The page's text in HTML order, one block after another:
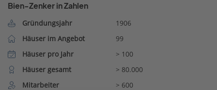
Bien-Zenker in Zahlen
Gründungsjahr
1906
Häuser im Angebot
99
Häuser pro Jahr
> 100
Häuser gesamt
> 80.000
Mitarbeiter
> 600